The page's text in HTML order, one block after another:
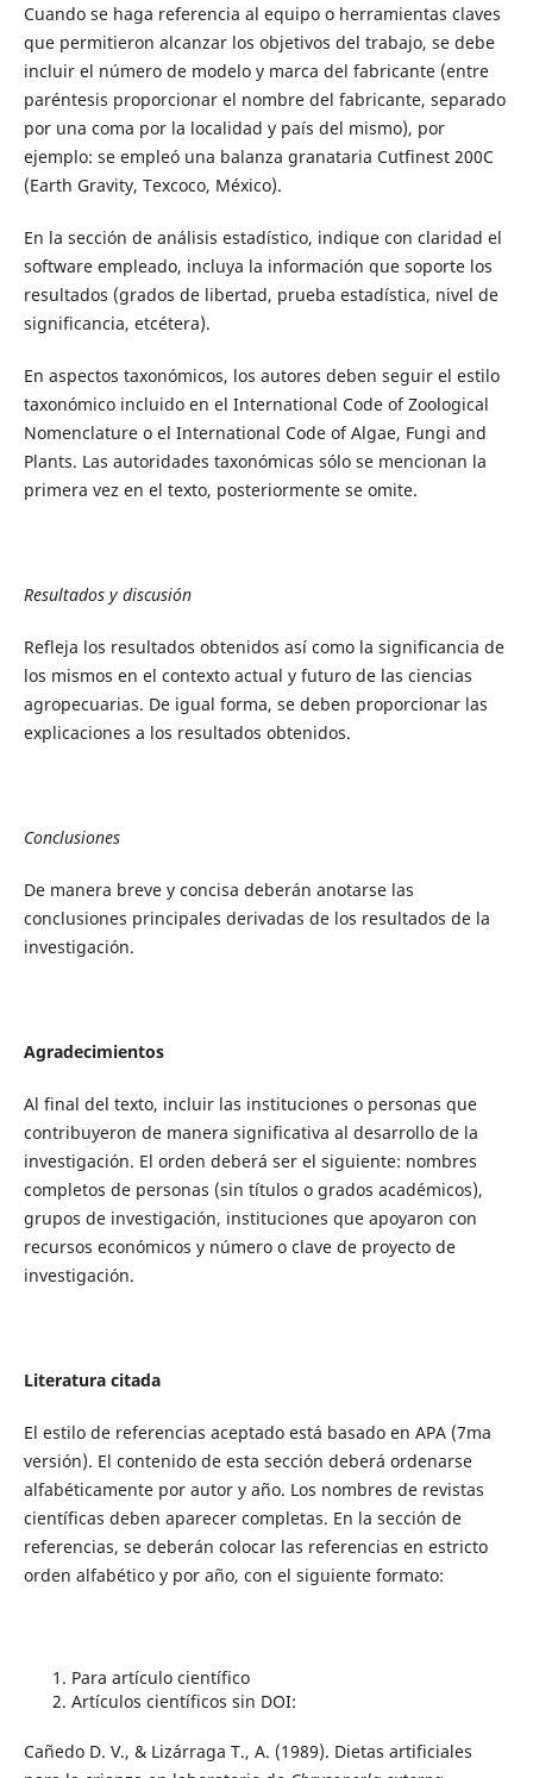
Cuando se haga referencia al equipo o herramientas claves
que permitieron alcanzar los objetivos del trabajo, se debe
incluir el número de modelo y marca del fabricante (entre
paréntesis proporcionar el nombre del fabricante, separado
por una coma por la localidad y país del mismo), por
ejemplo: se empleó una balanza granataria Cutfinest 200C
(Earth Gravity, Texcoco, México).
En la sección de análisis estadístico, indique con claridad el
software empleado, incluya la información que soporte los
resultados (grados de libertad, prueba estadística, nivel de
significancia, etcétera).
En aspectos taxonómicos, los autores deben seguir el estilo
taxonómico incluido en el International Code of Zoological
Nomenclature o el International Code of Algae, Fungi and
Plants. Las autoridades taxonómicas sólo se mencionan la
primera vez en el texto, posteriormente se omite.
Resultados y discusión
Refleja los resultados obtenidos así como la significancia de
los mismos en el contexto actual y futuro de las ciencias
agropecuarias. De igual forma, se deben proporcionar las
explicaciones a los resultados obtenidos.
Conclusiones
De manera breve y concisa deberán anotarse las
conclusiones principales derivadas de los resultados de la
investigación.
Agradecimientos
Al final del texto, incluir las instituciones o personas que
contribuyeron de manera significativa al desarrollo de la
investigación. El orden deberá ser el siguiente: nombres
completos de personas (sin títulos o grados académicos),
grupos de investigación, instituciones que apoyaron con
recursos económicos y número o clave de proyecto de
investigación.
Literatura citada
El estilo de referencias aceptado está basado en APA (7ma
versión). El contenido de esta sección deberá ordenarse
alfabéticamente por autor y año. Los nombres de revistas
científicas deben aparecer completas. En la sección de
referencias, se deberán colocar las referencias en estricto
orden alfabético y por año, con el siguiente formato:
Para artículo científico
Artículos científicos sin DOI:
Cañedo D. V., & Lizárraga T., A. (1989). Dietas artificiales